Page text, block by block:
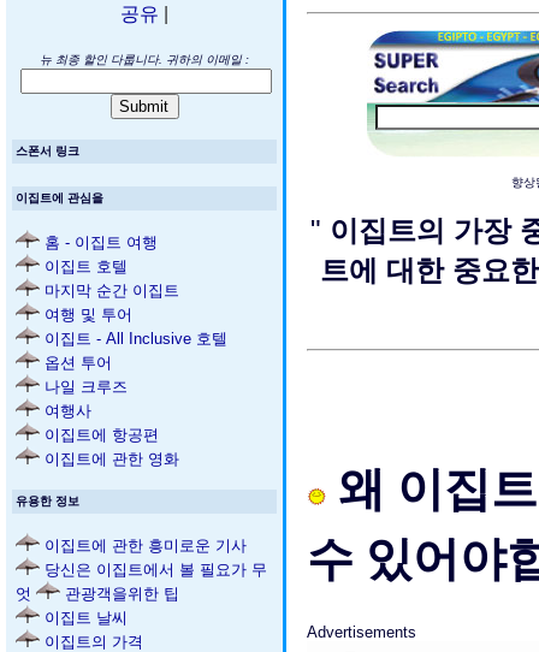
공유
뉴 최종 할인 다룹니다. 귀하의 이메일 :
스폰서 링크
이집트에 관심을
홈 - 이집트 여행
이집트 호텔
마지막 순간 이집트
여행 및 투어
이집트 - All Inclusive 호텔
옵션 투어
나일 크루즈
여행사
이집트에 항공편
이집트에 관한 영화
유용한 정보
이집트에 관한 흥미로운 기사
당신은 이집트에서 볼 필요가 무
엇
관광객을위한 팁
이집트 날씨
이집트의 가격
향상
" 이집트의 가장
트에 대한 중요
왜 이집
수 있어야
Advertisements